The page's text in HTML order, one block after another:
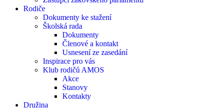
Rodiče
Dokumenty ke stažení
Školská rada
Dokumenty
Členové a kontakt
Usnesení ze zasedání
Inspirace pro vás
Klub rodičů AMOS
Akce
Stanovy
Kontakty
Družina